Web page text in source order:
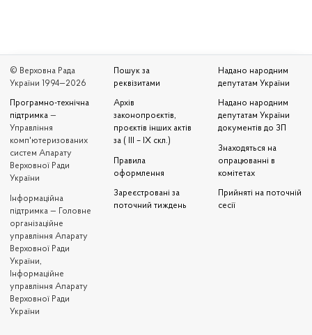
© Верховна Рада
України 1994—2026
Програмно-технічна
підтримка —
Управління
комп'ютеризованих
систем Апарату
Верховної Ради
України
Iнформаційна
підтримка — Головне
організаційне
управління Апарату
Верховної Ради
України,
Інформаційне
управління Апарату
Верховної Ради
України
Пошук за
реквізитами
Архів
законопроєктів,
проєктів інших актів
за ( III – IX скл.)
Правила
оформлення
Зареєстровані за
поточний тиждень
Надано народним
депутатам України
Надано народним
депутатам України
документів до ЗП
Знаходяться на
опрацюванні в
комітетах
Прийняті на поточній
сесії